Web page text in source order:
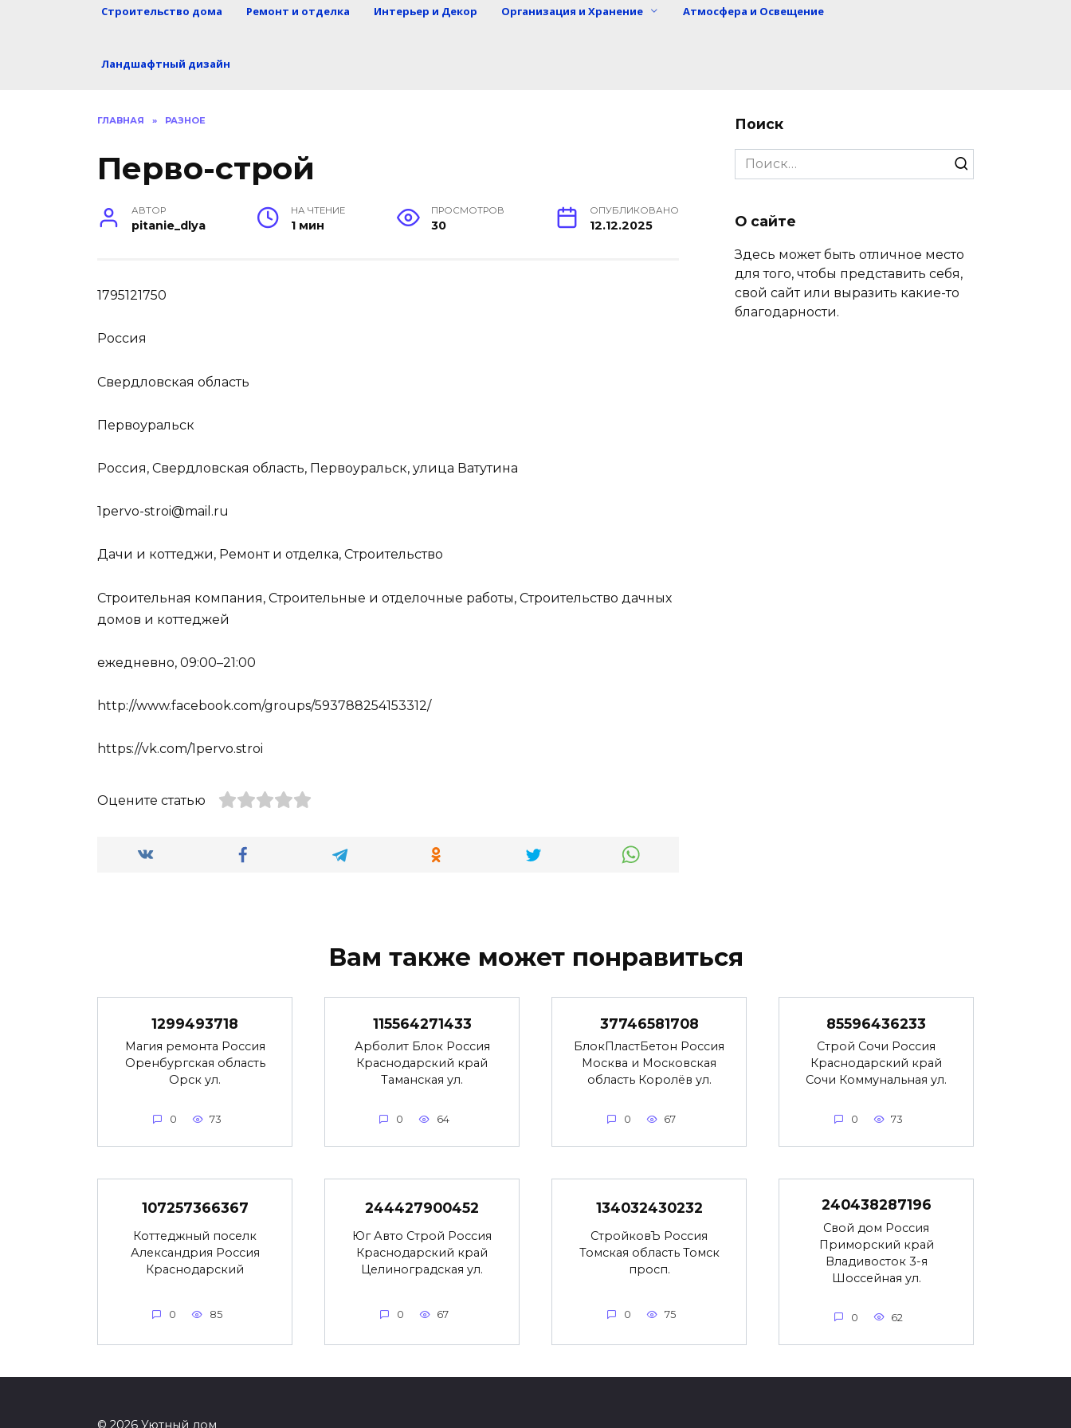
Строительство дома Ремонт и отделка Интерьер и Декор Организация и Хранение Атмосфера и Освещение
Ландшафтный дизайн
ГЛАВНАЯ » РАЗНОЕ
Перво-строй
АВТОР
pitanie_dlya
НА ЧТЕНИЕ
1 мин
ПРОСМОТРОВ
30
ОПУБЛИКОВАНО
12.12.2025
1795121750
Россия
Свердловская область
Первоуральск
Россия, Свердловская область, Первоуральск, улица Ватутина
1pervo-stroi@mail.ru
Дачи и коттеджи, Ремонт и отделка, Строительство
Строительная компания, Строительные и отделочные работы, Строительство дачных
домов и коттеджей
ежедневно, 09:00–21:00
http://www.facebook.com/groups/593788254153312/
https://vk.com/1pervo.stroi
Оцените статью
Поиск
Search
for:
О сайте
Здесь может быть отличное место
для того, чтобы представить себя,
свой сайт или выразить какие-то
благодарности.
Вам также может понравиться
1299493718
Магия ремонта Россия
Оренбургская область
Орск ул.
0 73
115564271433
Арболит Блок Россия
Краснодарский край
Таманская ул.
0 64
37746581708
БлокПластБетон Россия
Москва и Московская
область Королёв ул.
0 67
85596436233
Строй Сочи Россия
Краснодарский край
Сочи Коммунальная ул.
0 73
107257366367
Коттеджный поселк
Александрия Россия
Краснодарский
0 85
244427900452
Юг Авто Строй Россия
Краснодарский край
Целиноградская ул.
0 67
134032430232
СтройковЪ Россия
Томская область Томск
просп.
0 75
240438287196
Свой дом Россия
Приморский край
Владивосток 3-я
Шоссейная ул.
0 62
© 2026 Уютный дом